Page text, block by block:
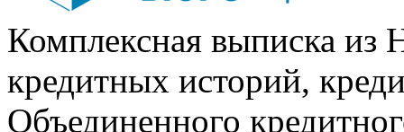
Комплексная выписка из
кредитных историй,
Объединенного